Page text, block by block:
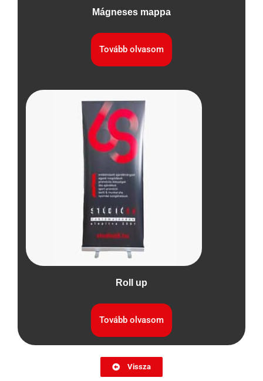
Mágneses mappa
Tovább olvasom
Roll up
Tovább olvasom
Vissza